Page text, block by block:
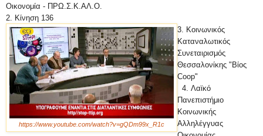
Οικονομία - ΠΡΩ.Σ.Κ.ΑΛ.Ο.
2. Κίνηση 136
https://www.youtube.com/watch?v=gQDm99x_R1c
3. Κοινωνικός
Καταναλωτικός
Συνεταιρισμός
Θεσσαλονίκης "Βίος
Coop"
4. Λαϊκό
Πανεπιστήμιο
Κοινωνικής
Αλληλέγγυας